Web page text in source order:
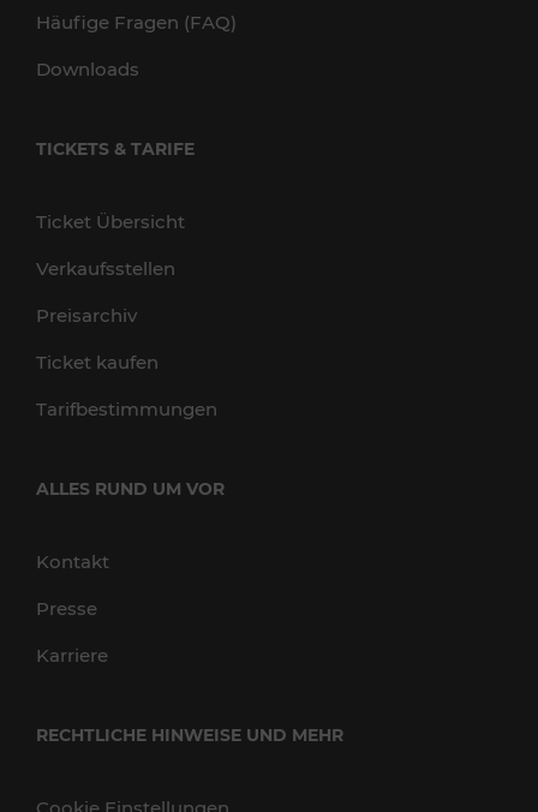
Häufige Fragen (FAQ)
Downloads
TICKETS & TARIFE
Ticket Übersicht
Verkaufsstellen
Preisarchiv
Ticket kaufen
Tarifbestimmungen
ALLES RUND UM VOR
Kontakt
Presse
Karriere
RECHTLICHE HINWEISE UND MEHR